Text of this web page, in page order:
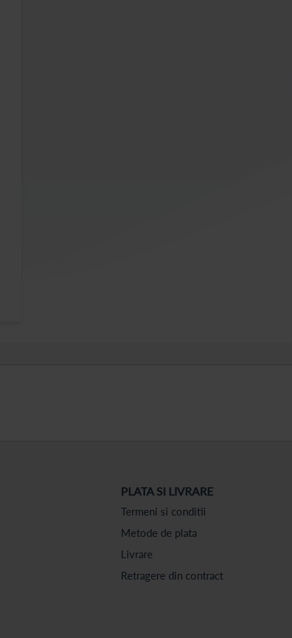
PLATA SI LIVRARE
Termeni si conditii
Metode de plata
Livrare
Retragere din contract